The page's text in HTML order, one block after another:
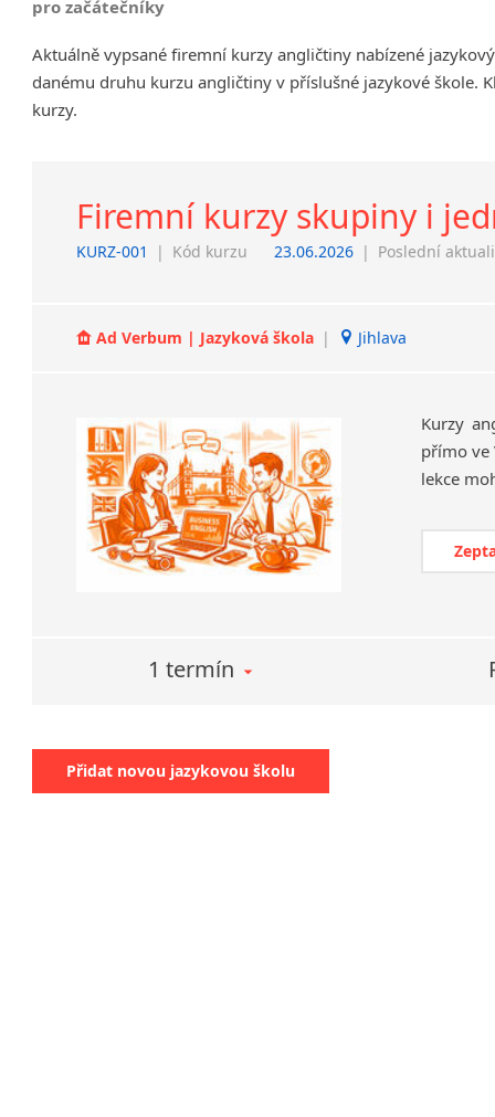
Děčín
Hodonín
Prostějov
Sedlčany
Tišnov
pro začátečníky
Aktuálně vypsané firemní kurzy angličtiny nabízené
danému druhu kurzu angličtiny v příslušné jazykové škole.
kurzy.
Firemní kurzy skupiny i
KURZ-001 | Kód kurzu 23.06.2026 | Poslední
Ad Verbum | Jazyková škola | Jihlava
Kurzy
přímo ve
1 termín
Přidat novou jazykovou školu